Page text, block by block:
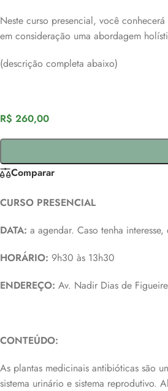
Neste curso presencial, você
em consideração uma abordagem
(descrição completa abaixo)
R$ 260,00
Comparar
CURSO PRESENCIAL
DATA: a agendar. Caso tenha
HORÁRIO: 9h30 às 13h30
ENDEREÇO: Av. Nadir Dias de
CONTEÚDO:
As plantas medicinais antibióticas são
sistema urinário e sistema reprodutivo.